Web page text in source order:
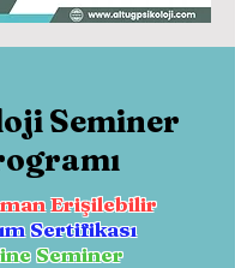
Seminer
Erişilebilir
Sertifikası
Seminer